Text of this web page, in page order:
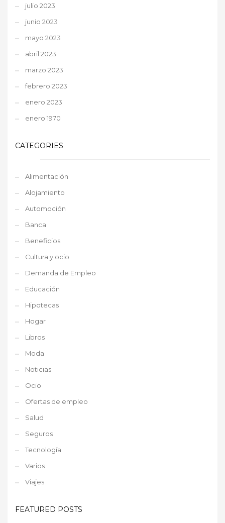
julio 2023
junio 2023
mayo 2023
abril 2023
marzo 2023
febrero 2023
enero 2023
enero 1970
CATEGORIES
Alimentación
Alojamiento
Automoción
Banca
Beneficios
Cultura y ocio
Demanda de Empleo
Educación
Hipotecas
Hogar
Libros
Moda
Noticias
Ocio
Ofertas de empleo
Salud
Seguros
Tecnología
Varios
Viajes
FEATURED POSTS